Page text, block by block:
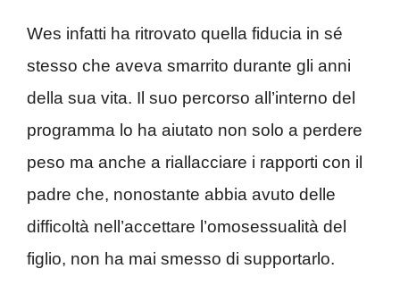
Wes infatti ha ritrovato quella fiducia in sé
stesso che aveva smarrito durante gli anni
della sua vita. Il suo percorso all’interno del
programma lo ha aiutato non solo a perdere
peso ma anche a riallacciare i rapporti con il
padre che, nonostante abbia avuto delle
difficoltà nell’accettare l’omosessualità del
figlio, non ha mai smesso di supportarlo.